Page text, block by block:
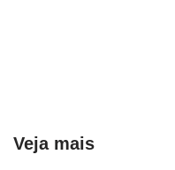
Veja mais